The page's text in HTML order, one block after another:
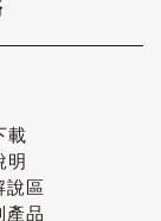
載
明
說區
產品